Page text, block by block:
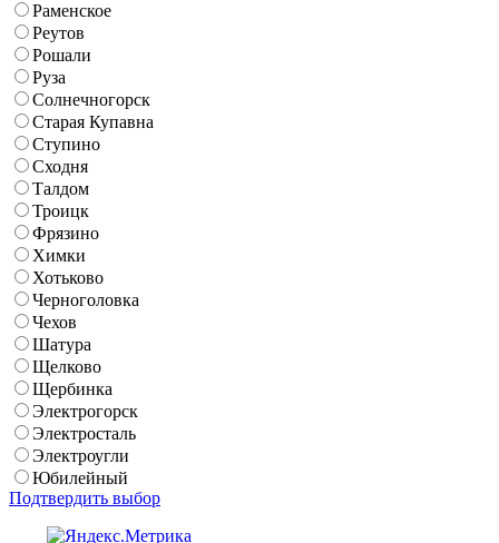
Раменское
Реутов
Рошали
Руза
Солнечногорск
Старая Купавна
Ступино
Сходня
Талдом
Троицк
Фрязино
Химки
Хотьково
Черноголовка
Чехов
Шатура
Щелково
Щербинка
Электрогорск
Электросталь
Электроугли
Юбилейный
Подтвердить выбор